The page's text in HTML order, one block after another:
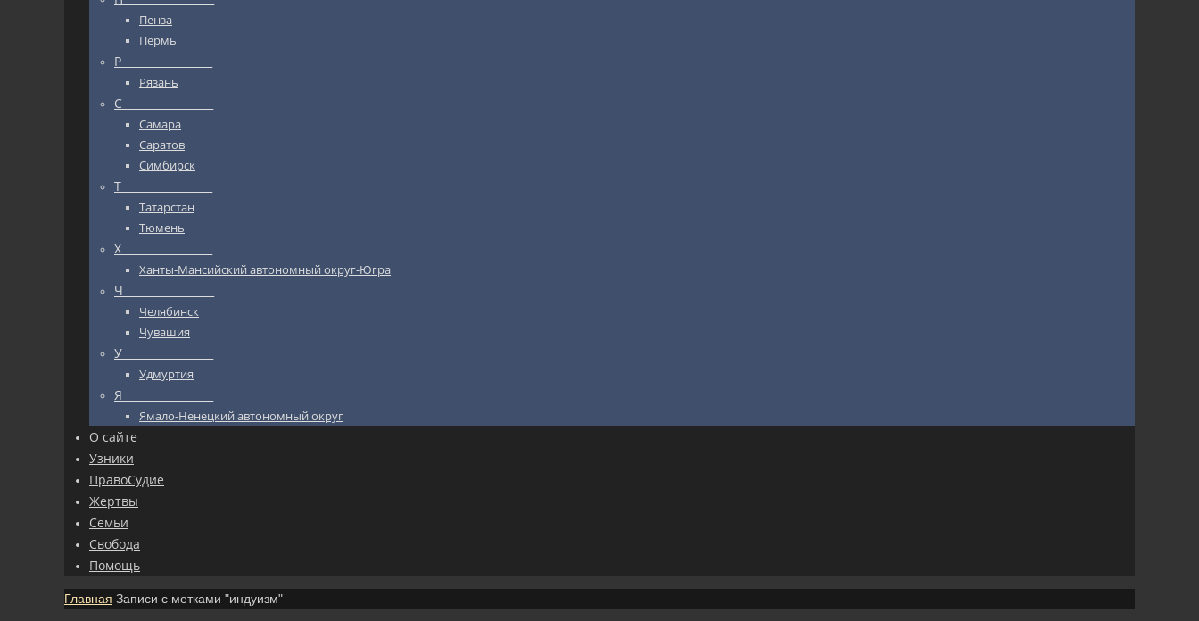
Пенза
Пермь
Р_________________
Рязань
С_________________
Самара
Саратов
Симбирск
Т_________________
Татарстан
Тюмень
Х_________________
Ханты-Мансийский автономный округ-Югра
Ч_________________
Челябинск
Чувашия
У_________________
Удмуртия
Я_________________
Ямало-Ненецкий автономный округ
О сайте
Узники
ПравоСудие
Жертвы
Семьи
Свобода
Помощь
Главная Записи с метками "индуизм"